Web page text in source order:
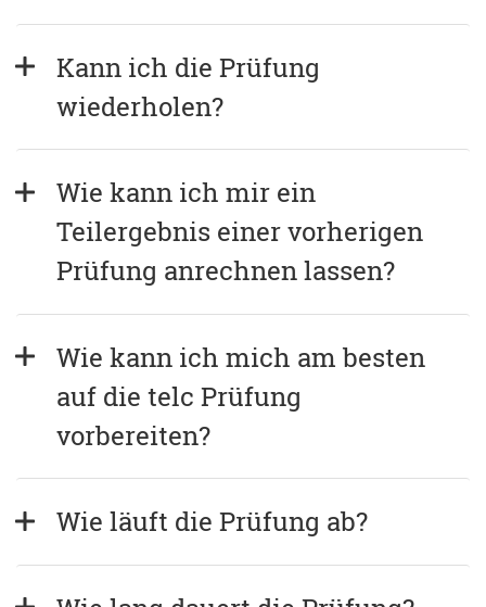
Kann ich die Prüfung
wiederholen?
Wie kann ich mir ein
Teilergebnis einer vorherigen
Prüfung anrechnen lassen?
Wie kann ich mich am besten
auf die telc Prüfung
vorbereiten?
Wie läuft die Prüfung ab?